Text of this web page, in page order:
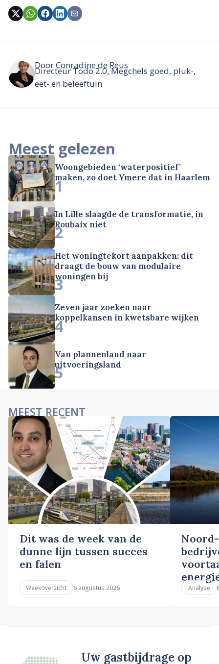
DoorConradine de Reus
Directeur Todo 2.0, Megchels goed, pluk-,
eet- en beleeftuin
Meest gelezen
Woongebieden ‘waterpositief’
maken, zo doet Ymere dat in Haarlem
1
In Lille slaagde de transformatie, in
Roubaix niet
2
Het woningtekort aanpakken: dit
draagt de bouw van modulaire
woningen bij
3
Zeven jaar zoeken naar
koppelkansen in kwetsbare wijken
4
Van plannenland naar
uitvoeringsland
5
MEEST RECENT
Dit was de week van de
dunne lijn tussen succes
en falen
Weekoverzicht 6 augustus 2026 Analyse
Uw gastbijdrage op